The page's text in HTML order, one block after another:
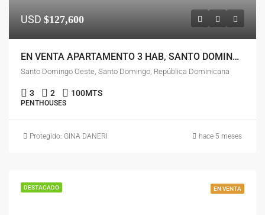
USD $127,600
EN VENTA APARTAMENTO 3 HAB, SANTO DOMINGO OESTE
Santo Domingo Oeste, Santo Domingo, República Dominicana
3 2 100MTS
PENTHOUSES
Protegido: GINA DANERI hace 5 meses
DESTACADO EN VENTA